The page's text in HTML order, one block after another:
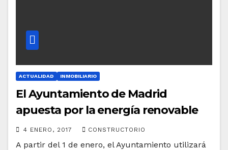
ACTUALIDAD INMOBILIARIO
El Ayuntamiento de Madrid
apuesta por la energía renovable
4 ENERO, 2017 CONSTRUCTORIO
A partir del 1 de enero, el Ayuntamiento utilizará